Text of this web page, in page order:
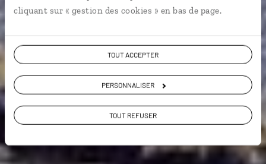
cliquant sur « gestion des cookies » en bas de page.
TOUT ACCEPTER
PERSONNALISER
TOUT REFUSER
Voir les 19 avis sur les voyages en Chine
VOIR LA GALERIE PHOTOS